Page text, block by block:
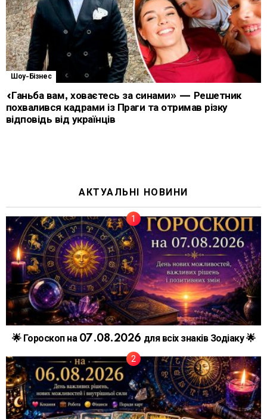
Шоу-Бізнес
«Ганьба вам, ховаєтесь за синами» — Решетник
похвалився кадрами із Праги та отримав різку
відповідь від українців
АКТУАЛЬНІ НОВИНИ
🌟 Гороскоп на 07.08.2026 для всіх знаків Зодіаку 🌟